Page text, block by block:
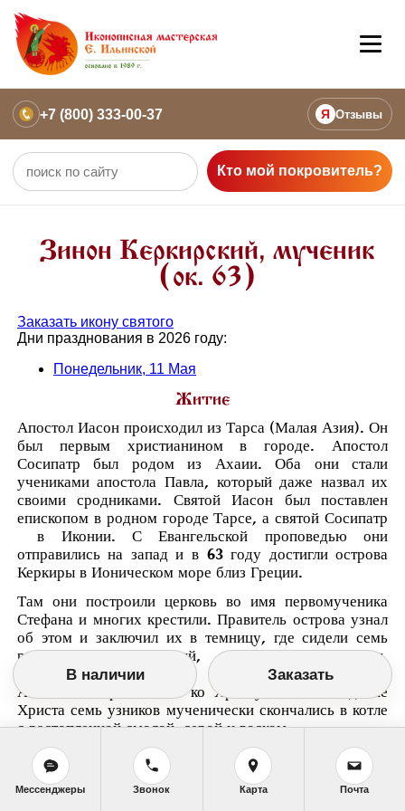
+7 (800) 333-00-37 Я Отзывы
Кто мой покровитель?
Зинон Керкирский, мученик
(ок. 63)
Заказать икону святого
Дни празднования в 2026 году:
Понедельник, 11 Мая
Житие
Апостол Иасон происходил из Тарса (Малая Азия). Он
был первым христианином в городе. Апостол
Сосипатр был родом из Ахаии. Оба они стали
учениками апостола Павла, который даже назвал их
своими сродниками. Святой Иасон был поставлен
епископом в родном городе Тарсе, а святой Сосипатр
в Иконии. С Евангельской проповедью они
отправились на запад и в 63 году достигли острова
Керкиры в Ионическом море близ Греции.
Там они построили церковь во имя первомученика
Стефана и многих крестили. Правитель острова узнал
об этом и заключил их в темницу, где сидели семь
разбойников: Саторний, Иакисхол, Фавстиан,
Ианнуарий, Марсалий, Евфрасий и Маммий.
Апостолы обратили их ко Христу. За исповедание
Христа семь узников мученически скончались в котле
с растопленной смолой, серой и воском.
Тюремный сторож, видя их мученический подвиг,
объявил себя христианином. За это ему отрубили
левую руку, потом обе ноги и затем голову.
В наличии Заказать
Мессенджеры Звонок Карта Почта